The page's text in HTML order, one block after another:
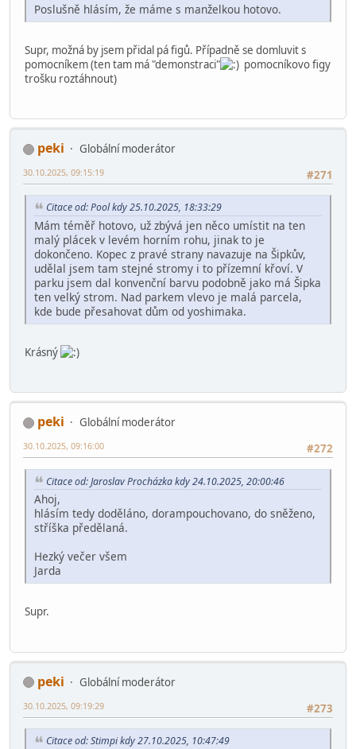
Poslušně hlásím, že máme s manželkou hotovo.
Supr, možná by jsem přidal pá figů. Případně se domluvit s
pomocníkem (ten tam má "demonstraci"
pomocníkovo figy
trošku roztáhnout)
peki
Globální moderátor
#271
30.10.2025, 09:15:19
Citace od: Pool kdy 25.10.2025, 18:33:29
Mám téměř hotovo, už zbývá jen něco umístit na ten
malý plácek v levém horním rohu, jinak to je
dokončeno. Kopec z pravé strany navazuje na Šipkův,
udělal jsem tam stejné stromy i to přízemní křoví. V
parku jsem dal konvenční barvu podobně jako má Šipka
ten velký strom. Nad parkem vlevo je malá parcela,
kde bude přesahovat dům od yoshimaka.
Krásný
peki
Globální moderátor
#272
30.10.2025, 09:16:00
Citace od: Jaroslav Procházka kdy 24.10.2025, 20:00:46
Ahoj,
hlásím tedy doděláno, dorampouchovano, do sněženo,
stříška předělaná.
Hezký večer všem
Jarda
Supr.
peki
Globální moderátor
#273
30.10.2025, 09:19:29
Citace od: Stimpi kdy 27.10.2025, 10:47:49